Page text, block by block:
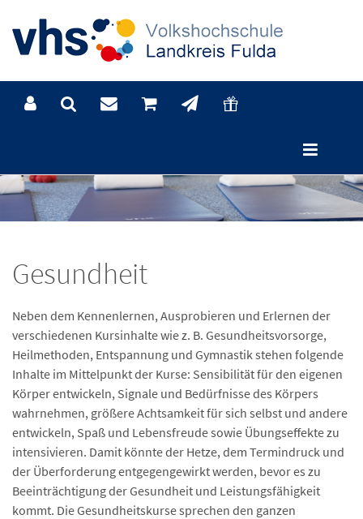
Gesundheit
Neben dem Kennenlernen, Ausprobieren und Erlernen der
verschiedenen Kursinhalte wie z. B. Gesundheitsvorsorge,
Heilmethoden, Entspannung und Gymnastik stehen folgende
Inhalte im Mittelpunkt der Kurse: Sensibilität für den eigenen
Körper entwickeln, Signale und Bedürfnisse des Körpers
wahrnehmen, größere Achtsamkeit für sich selbst und andere
entwickeln, Spaß und Lebensfreude sowie Übungseffekte zu
intensivieren. Damit könnte der Hetze, dem Termindruck und
der Überforderung entgegengewirkt werden, bevor es zu
Beeinträchtigung der Gesundheit und Leistungsfähigkeit
kommt. Die Gesundheitskurse sprechen den ganzen